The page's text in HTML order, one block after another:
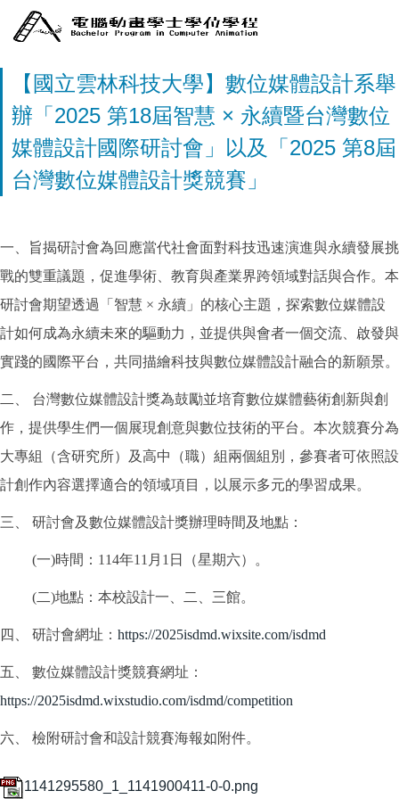
【國立雲林科技大學】數位媒體設計系舉
辦「2025 第18屆智慧 × 永續暨台灣數位
媒體設計國際研討會」以及「2025 第8屆
台灣數位媒體設計獎競賽」
一、旨揭研討會為回應當代社會面對科技迅速演進與永續發展挑
戰的雙重議題，促進學術、教育與產業界跨領域對話與合作。本
研討會期望透過「智慧 × 永續」的核心主題，探索數位媒體設
計如何成為永續未來的驅動力，並提供與會者一個交流、啟發與
實踐的國際平台，共同描繪科技與數位媒體設計融合的新願景。
二、 台灣數位媒體設計獎為鼓勵並培育數位媒體藝術創新與創
作，提供學生們一個展現創意與數位技術的平台。本次競賽分為
大專組（含研究所）及高中（職）組兩個組別，參賽者可依照設
計創作內容選擇適合的領域項目，以展示多元的學習成果。
三、 研討會及數位媒體設計獎辦理時間及地點：
(一)時間：114年11月1日（星期六）。
(二)地點：本校設計一、二、三館。
四、 研討會網址： https://2025isdmd.wixsite.com/isdmd
五、 數位媒體設計獎競賽網址：
https://2025isdmd.wixstudio.com/isdmd/competition
六、 檢附研討會和設計競賽海報如附件。
1141295580_1_1141900411-0-0.png